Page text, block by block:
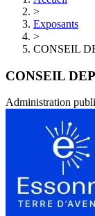
>
Exposants
>
CONSEIL
CONSEIL
Administration